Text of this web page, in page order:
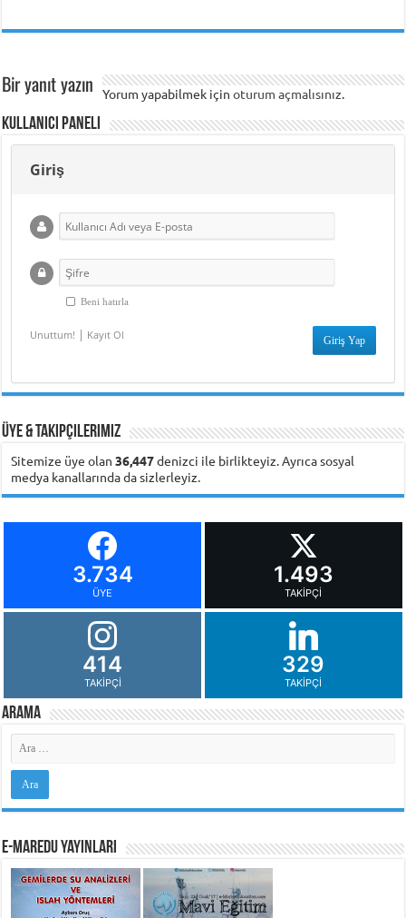
Bir yanıt yazın Yorum yapabilmek içinoturum açmalısınız.
Kullanıcı Paneli
Giriş
Beni hatırla
Unuttum! | Kayıt Ol
Üye & Takipçilerimiz
Sitemize üye olan36,447denizci ile birlikteyiz. Ayrıca sosyal
medya kanallarında da sizlerleyiz.
3.734
ÜYE
1.493
TAKIPÇI
414
TAKIPÇI
329
TAKIPÇI
Arama
e-MarEdu Yayınları